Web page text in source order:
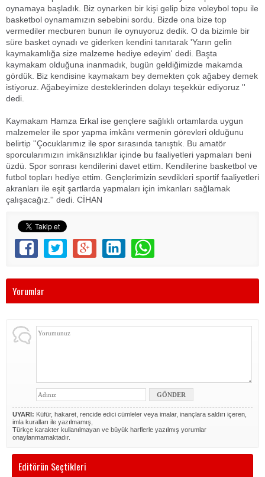
oynamaya başladık. Biz oynarken bir kişi gelip bize voleybol topu ile
basketbol oynamamızın sebebini sordu. Bizde ona bize top
vermediler mecburen bunun ile oynuyoruz dedik. O da bizimle bir
süre basket oynadı ve giderken kendini tanıtarak 'Yarın gelin
kaymakamlığa size malzeme hediye edeyim' dedi. Başta
kaymakam olduğuna inanmadık, bugün geldiğimizde makamda
gördük. Biz kendisine kaymakam bey demekten çok ağabey demek
istiyoruz. Ağabeyimize desteklerinden dolayı teşekkür ediyoruz ''
dedi.
Kaymakam Hamza Erkal ise gençlere sağlıklı ortamlarda uygun
malzemeler ile spor yapma imkânı vermenin görevleri olduğunu
belirtip ''Çocuklarımız ile spor sırasında tanıştık. Bu amatör
sporcularımızın imkânsızlıklar içinde bu faaliyetleri yapmaları beni
üzdü. Spor sonrası kendilerini davet ettim. Kendilerine basketbol ve
futbol topları hediye ettim. Gençlerimizin sevdikleri sportif faaliyetleri
akranları ile eşit şartlarda yapmaları için imkanları sağlamak
çalışacağız.'' dedi. CİHAN
Yorumlar
UYARI: Küfür, hakaret, rencide edici cümleler veya imalar, inançlara saldırı içeren,
imla kuralları ile yazılmamış,
Türkçe karakter kullanılmayan ve büyük harflerle yazılmış yorumlar
onaylanmamaktadır.
Editörün Seçtikleri